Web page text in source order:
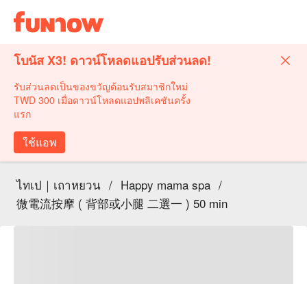
โบนัส X3! ดาวน์โหลดแอปรับส่วนลด!
รับส่วนลดเป็นของขวัญต้อนรับสมาชิกใหม่
TWD 300 เมื่อดาวน์โหลดแอปพลิเคชันครั้ง
แรก
ใช้แอพ
ไทเป｜เถาหยวน / Happy mama spa /
微電流按摩 ( 背部或小腿 二選一 ) 50 min